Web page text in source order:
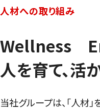
人材への取り組み
Wellness
人を育て、活
当社グループは、「人材